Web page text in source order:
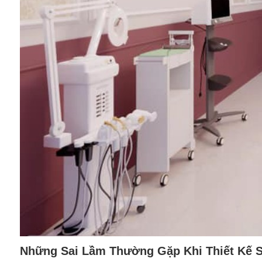
Những Sai Lầm Thường Gặp Khi Thiết Kế